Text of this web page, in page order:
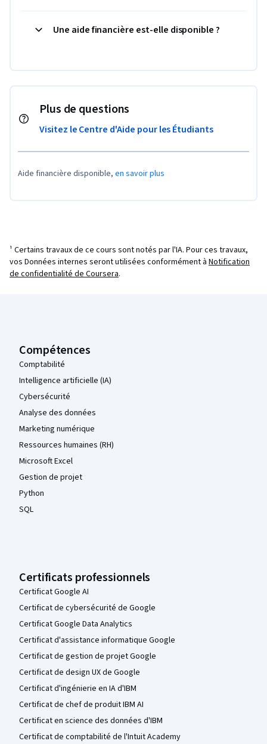
Une aide financière est-elle disponible ?
Plus de questions
Visitez le Centre d'Aide pour les Étudiants
Aide financière disponible, en savoir plus
¹ Certains travaux de ce cours sont notés par l'IA. Pour ces travaux,
vos Données internes seront utilisées conformément à Notification
de confidentialité de Coursera.
Compétences
Comptabilité
Intelligence artificielle (IA)
Cybersécurité
Analyse des données
Marketing numérique
Ressources humaines (RH)
Microsoft Excel
Gestion de projet
Python
SQL
Certificats professionnels
Certificat Google AI
Certificat de cybersécurité de Google
Certificat Google Data Analytics
Certificat d'assistance informatique Google
Certificat de gestion de projet Google
Certificat de design UX de Google
Certificat d'ingénierie en IA d'IBM
Certificat de chef de produit IBM AI
Certificat en science des données d'IBM
Certificat de comptabilité de l'Intuit Academy